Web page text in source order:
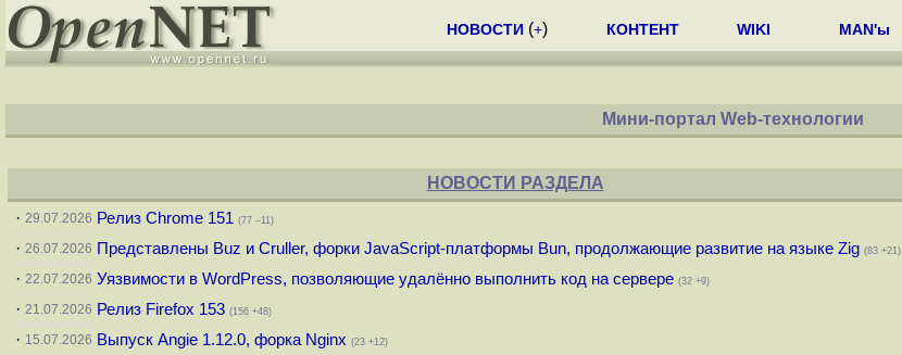
НОВОСТИ (+) КОНТЕНТ WIKI MAN'ы
Мини-портал Web-технологии
НОВОСТИ РАЗДЕЛА
· 29.07.2026 Релиз Chrome 151 (77 –11)
· 26.07.2026 Представлены Buz и Cruller, форки JavaScript-платформы Bun, продолжающие развитие на языке Zig (83 +21)
· 22.07.2026 Уязвимости в WordPress, позволяющие удалённо выполнить код на сервере (32 +9)
· 21.07.2026 Релиз Firefox 153 (156 +48)
· 15.07.2026 Выпуск Angie 1.12.0, форка Nginx (23 +12)